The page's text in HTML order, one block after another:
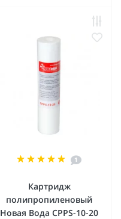
1
Картридж
полипропиленовый
Новая Вода CPPS-10-20